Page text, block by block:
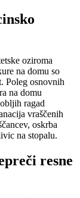
oziroma
na domu so
Poleg osnovnih
na domu
ragad
vraščenih
oskrba
na stopalu.
resne